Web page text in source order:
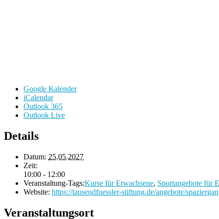
Google Kalender
iCalendar
Outlook 365
Outlook Live
Details
Datum: 25.05.2027
Zeit:
10:00 - 12:00
Veranstaltung-Tags:Kurse für Erwachsene, Sportangebote für
Website: https://tausendfuessler-stiftung.de/angebote/
Veranstaltungsort